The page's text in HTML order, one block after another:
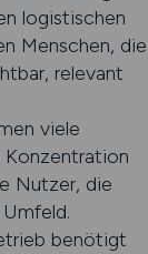
logistischen
Menschen, die
relevant
viele
Konzentration
Nutzer, die
benötigt